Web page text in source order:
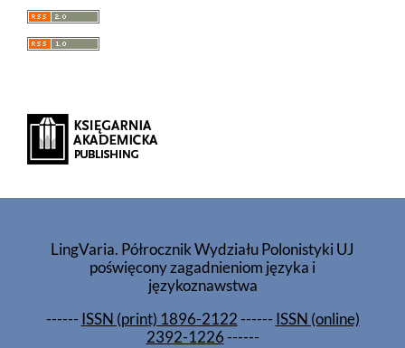
LingVaria. Półrocznik Wydziału Polonistyki UJ
poświęcony zagadnieniom języka i
językoznawstwa
------ ISSN (print) 1896-2122------ ISSN (online)
2392-1226------